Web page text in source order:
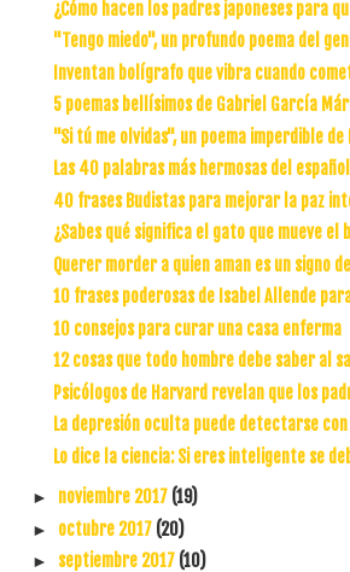
¿Cómo hacen los padres japoneses para
"Tengo miedo", un profundo poema del
Inventan bolígrafo que vibra cuando
5 poemas bellísimos de Gabriel García
"Si tú me olvidas", un poema imperdible de
Las 40 palabras más hermosas del español
40 frases Budistas para mejorar la paz
¿Sabes qué significa el gato que mueve el
Querer morder a quien aman es un signo
10 frases poderosas de Isabel Allende
10 consejos para curar una casa enferma
12 cosas que todo hombre debe saber al
Psicólogos de Harvard revelan que los
La depresión oculta puede detectarse con
Lo dice la ciencia: Si eres inteligente se
► noviembre 2017 (19)
► octubre 2017 (20)
► septiembre 2017 (10)